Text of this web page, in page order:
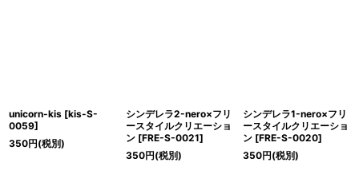
unicorn-kis [kis-S-
0059]
350円(税別)
シンデレラ2-nero×フリ
ースタイルクリエーショ
ン [FRE-S-0021]
350円(税別)
シンデレラ1-nero×フリ
ースタイルクリエーショ
ン [FRE-S-0020]
350円(税別)